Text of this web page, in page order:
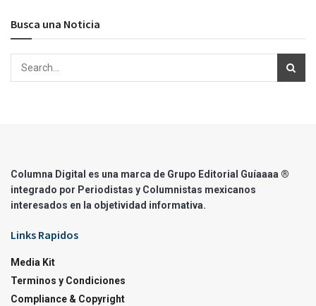
Busca una Noticia
Columna Digital es una marca de Grupo Editorial Guíaaaa ®
integrado por Periodistas y Columnistas mexicanos
interesados en la objetividad informativa.
Links Rapidos
Media Kit
Terminos y Condiciones
Compliance & Copyright